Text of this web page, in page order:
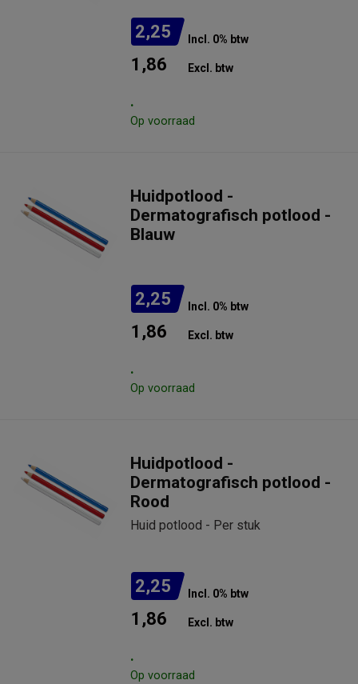
2,25 Incl. 0% btw
1,86 Excl. btw
.
Op voorraad
Huidpotlood -
Dermatografisch potlood -
Blauw
2,25 Incl. 0% btw
1,86 Excl. btw
.
Op voorraad
Huidpotlood -
Dermatografisch potlood -
Rood
Huid potlood - Per stuk
2,25 Incl. 0% btw
1,86 Excl. btw
.
Op voorraad